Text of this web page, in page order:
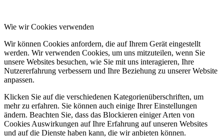
Wie wir Cookies verwenden
Wir können Cookies anfordern, die auf Ihrem Gerät eingestellt
werden. Wir verwenden Cookies, um uns mitzuteilen, wenn Sie
unsere Websites besuchen, wie Sie mit uns interagieren, Ihre
Nutzererfahrung verbessern und Ihre Beziehung zu unserer Website
anpassen.
Klicken Sie auf die verschiedenen Kategorienüberschriften, um
mehr zu erfahren. Sie können auch einige Ihrer Einstellungen
ändern. Beachten Sie, dass das Blockieren einiger Arten von
Cookies Auswirkungen auf Ihre Erfahrung auf unseren Websites
und auf die Dienste haben kann, die wir anbieten können.